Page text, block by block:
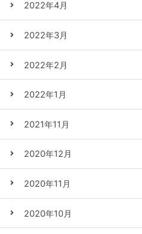
2022年4月
2022年3月
2022年2月
2022年1月
2021年11月
2020年12月
2020年11月
2020年10月